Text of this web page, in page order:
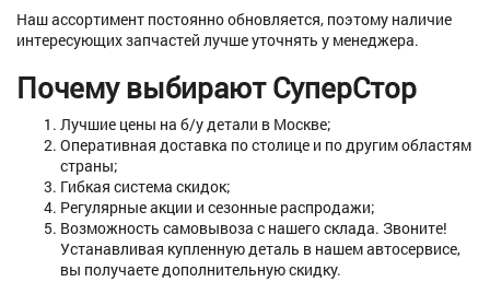
Наш ассортимент постоянно обновляется, поэтому наличие
интересующих запчастей лучше уточнять у менеджера.
Почему выбирают СуперСтор
Лучшие цены на б/у детали в Москве;
Оперативная доставка по столице и по другим областям
страны;
Гибкая система скидок;
Регулярные акции и сезонные распродажи;
Возможность самовывоза с нашего склада. Звоните!
Устанавливая купленную деталь в нашем автосервисе,
вы получаете дополнительную скидку.